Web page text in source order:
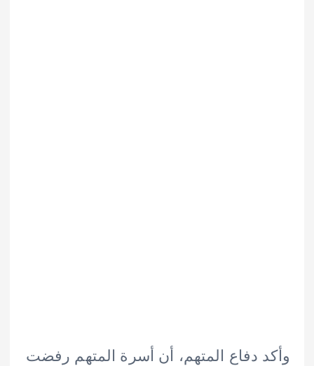
دفاع المتهم، أن أسرة المتهم رفضت